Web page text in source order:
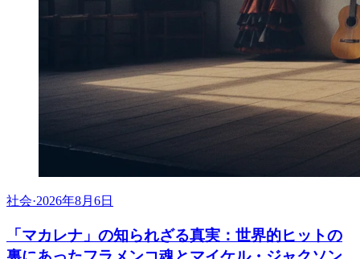
社会·2026年8月6日
「マカレナ」の知られざる真実：世界的ヒットの